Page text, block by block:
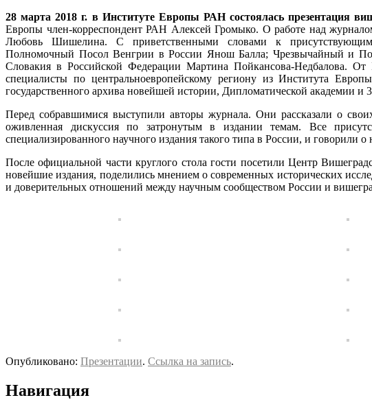
28 марта 2018 г. в Институте Европы РАН состоялась презентация
Европы член-корреспондент РАН Алексей Громыко. О работе над
Любовь Шишелина.С приветственными словами к
Полномочный Посол Венгрии в России Янош Балла; Чрезвычайный и
Словакия в Российской Федерации Мартина Пойкансова-Недбалова.
специалисты по центральноевропейскому региону из Института
государственного архива новейшей истории, Дипломатической академии
Перед собравшимися выступили авторы журнала. Они рассказали о
оживленная дискуссия по затронутым в издании темам. Все
специализированного научного издания такого типа в России, и говорили
После официальной части круглого стола гости посетили Центр
новейшие издания, поделились мнением о современных исторических
и доверительных отношений между научным сообществом России и
Опубликовано: Презентации. Ссылка на запись.
Навигация